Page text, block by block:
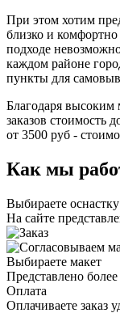
При этом хотим
близко и
подходе
каждом районе
пункты для
Благодаря
заказов стоимость
от 3500 руб -
Как мы
Выбираете оснастку
На сайте
Выбираете макет
Представлено
Оплата
Оплачиваете заказ